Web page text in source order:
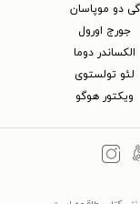
گی دو موپاسان
جورج اورول
الکساندر دوما
لئو تولستوی
ویکتور هوگو